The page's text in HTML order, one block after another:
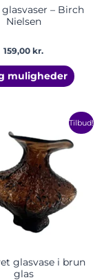
– Birch
Nielsen
159,00 kr.
muligheder
Tilbud!
glasvase i brun
glas
oprindelige
pris
var:
1.700,00 kr..
Den
pris